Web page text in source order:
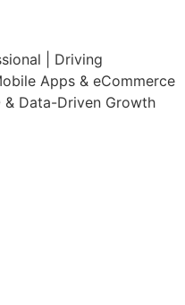
| Driving
Apps & eCommerce
& Data-Driven Growth